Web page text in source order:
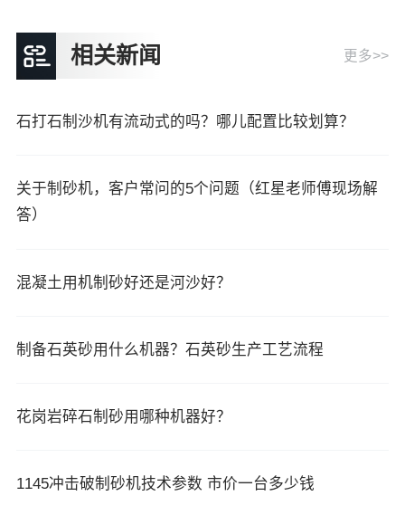
相关新闻 更多>>
石打石制沙机有流动式的吗？哪儿配置比较划算？
关于制砂机，客户常问的5个问题（红星老师傅现场解
答）
混凝土用机制砂好还是河沙好？
制备石英砂用什么机器？石英砂生产工艺流程
花岗岩碎石制砂用哪种机器好？
1145冲击破制砂机技术参数 市价一台多少钱